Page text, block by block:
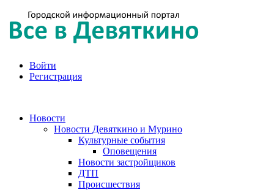
Войти
Регистрация
Новости
Новости Девяткино и Мурино
Культурные события
Оповещения
Новости застройщиков
ДТП
Происшествия